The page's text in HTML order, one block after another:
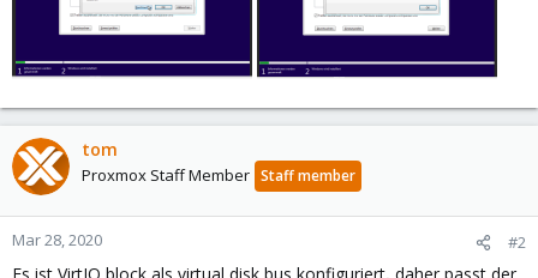
tom
Proxmox Staff Member Staff member
Mar 28, 2020 #2